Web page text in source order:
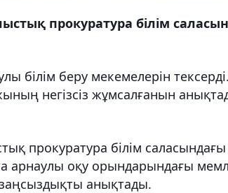
прокуратура білім
білім беру мекемелерін тексерді.
негізсіз жұмсалғанын
прокуратура білім саласындағы
арнаулы оқу орындарындағы
анықтады.